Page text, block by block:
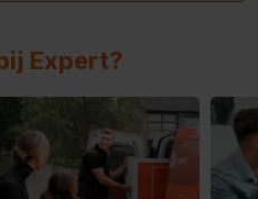
Expert?